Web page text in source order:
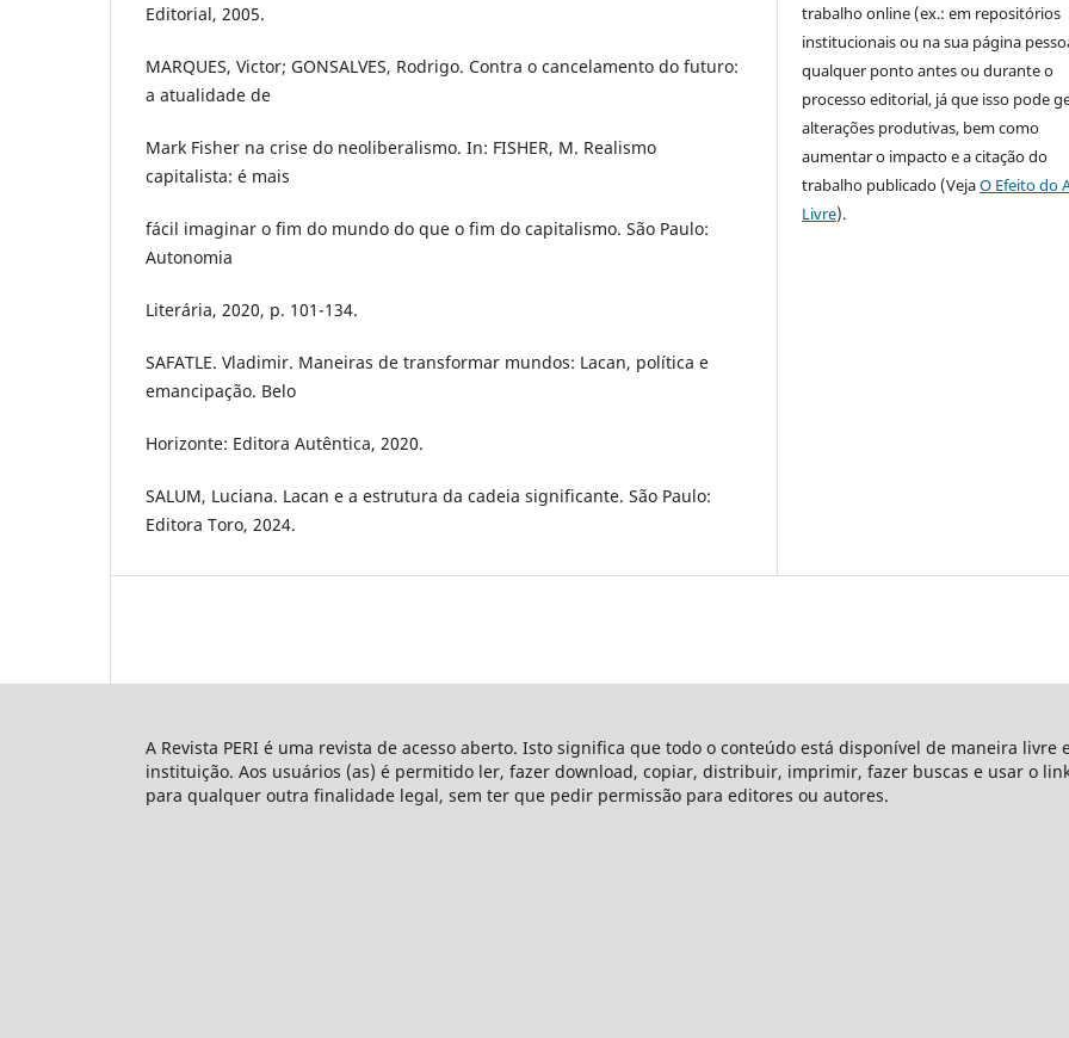
Editorial, 2005.
MARQUES, Victor; GONSALVES, Rodrigo. Contra o cancelamento do futuro:
a atualidade de
Mark Fisher na crise do neoliberalismo. In: FISHER, M. Realismo
capitalista: é mais
fácil imaginar o fim do mundo do que o fim do capitalismo. São Paulo:
Autonomia
Literária, 2020, p. 101-134.
SAFATLE. Vladimir. Maneiras de transformar mundos: Lacan, política e
emancipação. Belo
Horizonte: Editora Autêntica, 2020.
SALUM, Luciana. Lacan e a estrutura da cadeia significante. São Paulo:
Editora Toro, 2024.
trabalho online (ex.: em repositórios
institucionais ou na sua página
qualquer ponto antes ou durante o
processo editorial, já que isso pode
alterações produtivas, bem como
aumentar o impacto e a citação do
trabalho publicado (VejaO Efeito do
Livre).
A Revista PERI é uma revista de acesso aberto. Isto significa que todo o conteúdo está disponível de maneira
instituição. Aos usuários (as) é permitido ler, fazer download, copiar, distribuir, imprimir, fazer buscas e usar o
para qualquer outra finalidade legal, sem ter que pedir permissão para editores ou autores.